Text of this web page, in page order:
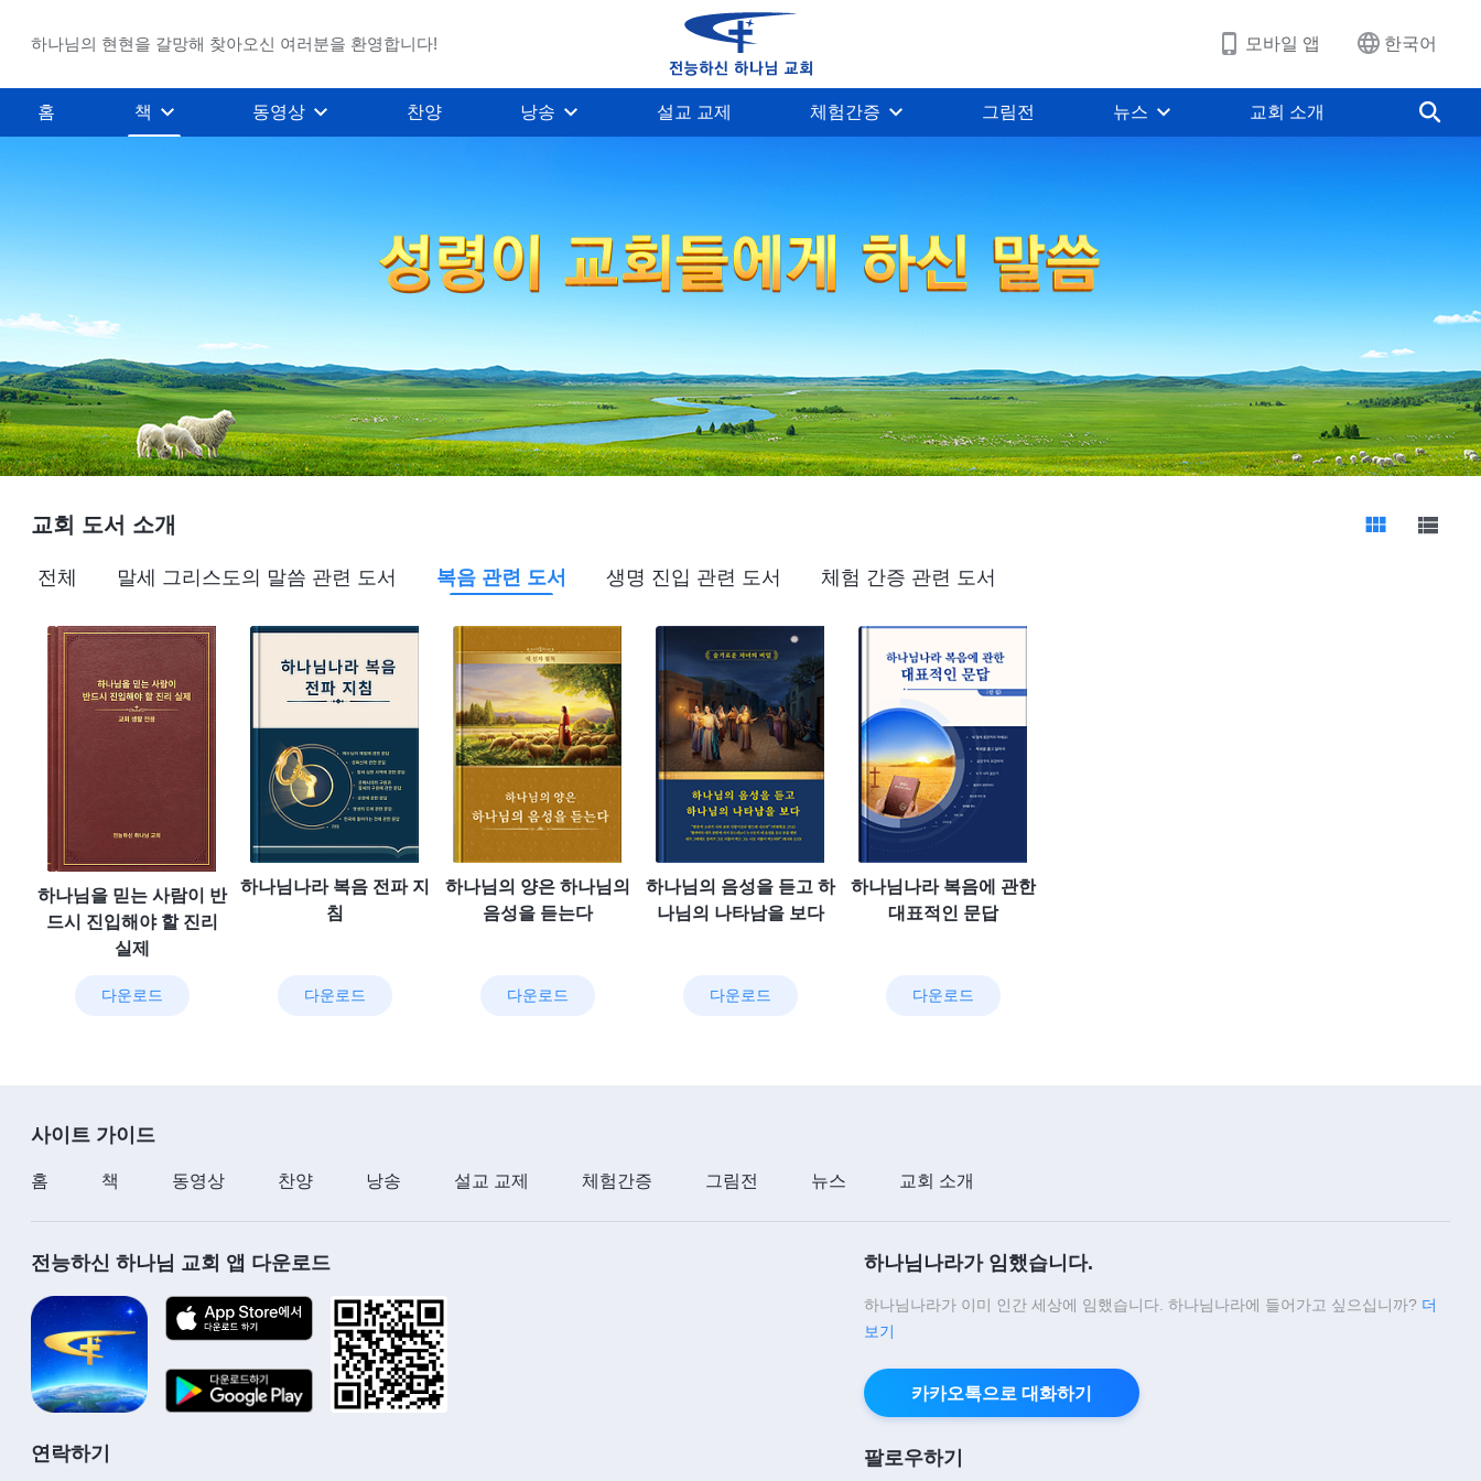
하나님의 현현을 갈망해 찾아오신 여러분을 환영합니다! 모바일 앱 한국어
홈 책 동영상 찬양 낭송 설교 교제 체험간증 그림전 뉴스 교회 소개
교회 도서 소개
전체 말세 그리스도의 말씀 관련 도서 복음 관련 도서 생명 진입 관련 도서 체험 간증 관련 도서
하나님을 믿는 사람이 반
드시 진입해야 할 진리
실제
다운로드
하나님나라 복음 전파 지
침
다운로드
하나님의 양은 하나님의
음성을 듣는다
다운로드
하나님의 음성을 듣고 하
나님의 나타남을 보다
다운로드
하나님나라 복음에 관한
대표적인 문답
다운로드
사이트 가이드
홈 책 동영상 찬양 낭송 설교 교제 체험간증 그림전 뉴스 교회 소개
전능하신 하나님 교회 앱 다운로드
연락하기
하나님나라가 임했습니다.
하나님나라가 이미 인간 세상에 임했습니다. 하나님나라에 들어가고 싶으십니까? 더
보기
카카오톡으로 대화하기
팔로우하기